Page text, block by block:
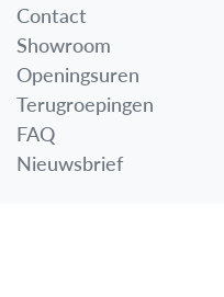
Contact
Showroom
Openingsuren
Terugroepingen
FAQ
Nieuwsbrief